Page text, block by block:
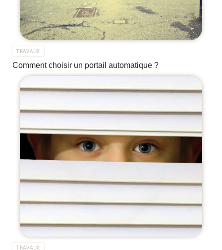
TRAVAUX
Comment choisir un portail automatique ?
TRAVAUX